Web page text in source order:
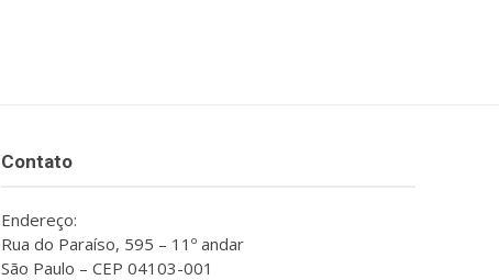
Contato
Endereço:
Rua do Paraíso, 595 – 11º andar
São Paulo – CEP 04103-001